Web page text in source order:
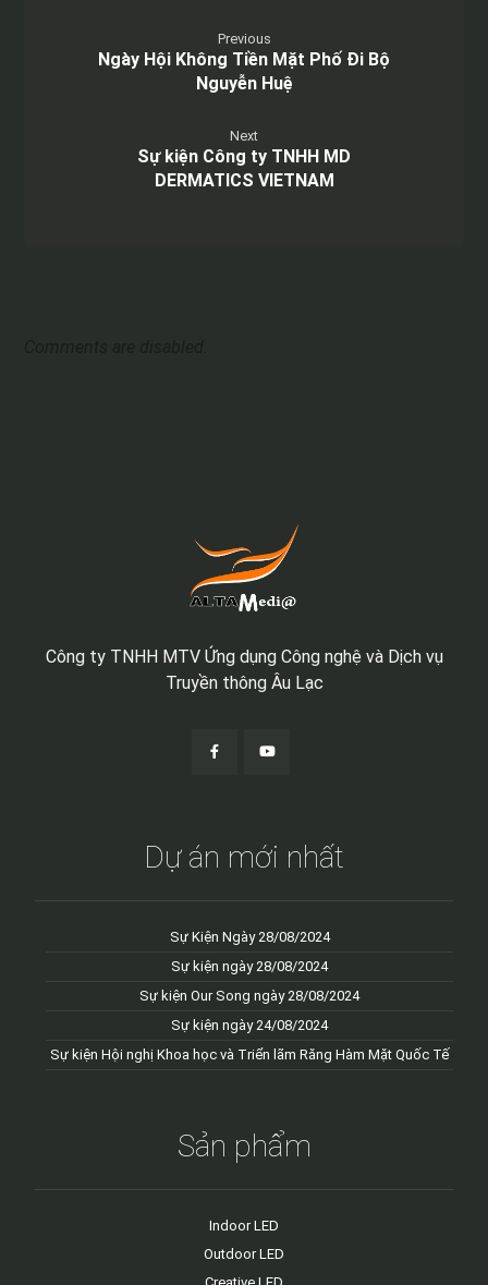
Previous
Ngày Hội Không Tiền Mặt Phố Đi Bộ
Nguyễn Huệ
Next
Sự kiện Công ty TNHH MD
DERMATICS VIETNAM
Công ty TNHH MTV Ứng dụng Công nghệ và Dịch vụ
Truyền thông Âu Lạc
Dự án mới nhất
Sự Kiện Ngày 28/08/2024
Sự kiện ngày 28/08/2024
Sự kiện Our Song ngày 28/08/2024
Sự kiện ngày 24/08/2024
Sự kiện Hội nghị Khoa học và Triển lãm Răng Hàm Mặt Quốc Tế
Sản phẩm
Indoor LED
Outdoor LED